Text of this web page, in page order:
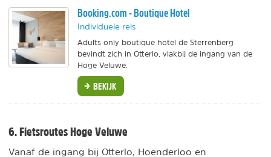
Booking.com - Boutique Hotel
Individuele reis
Adults only boutique hotel de Sterrenberg
bevindt zich in Otterlo, vlakbij de ingang van de
Hoge Veluwe.
BEKIJK
6. Fietsroutes Hoge Veluwe
Vanaf de ingang bij Otterlo, Hoenderloo en